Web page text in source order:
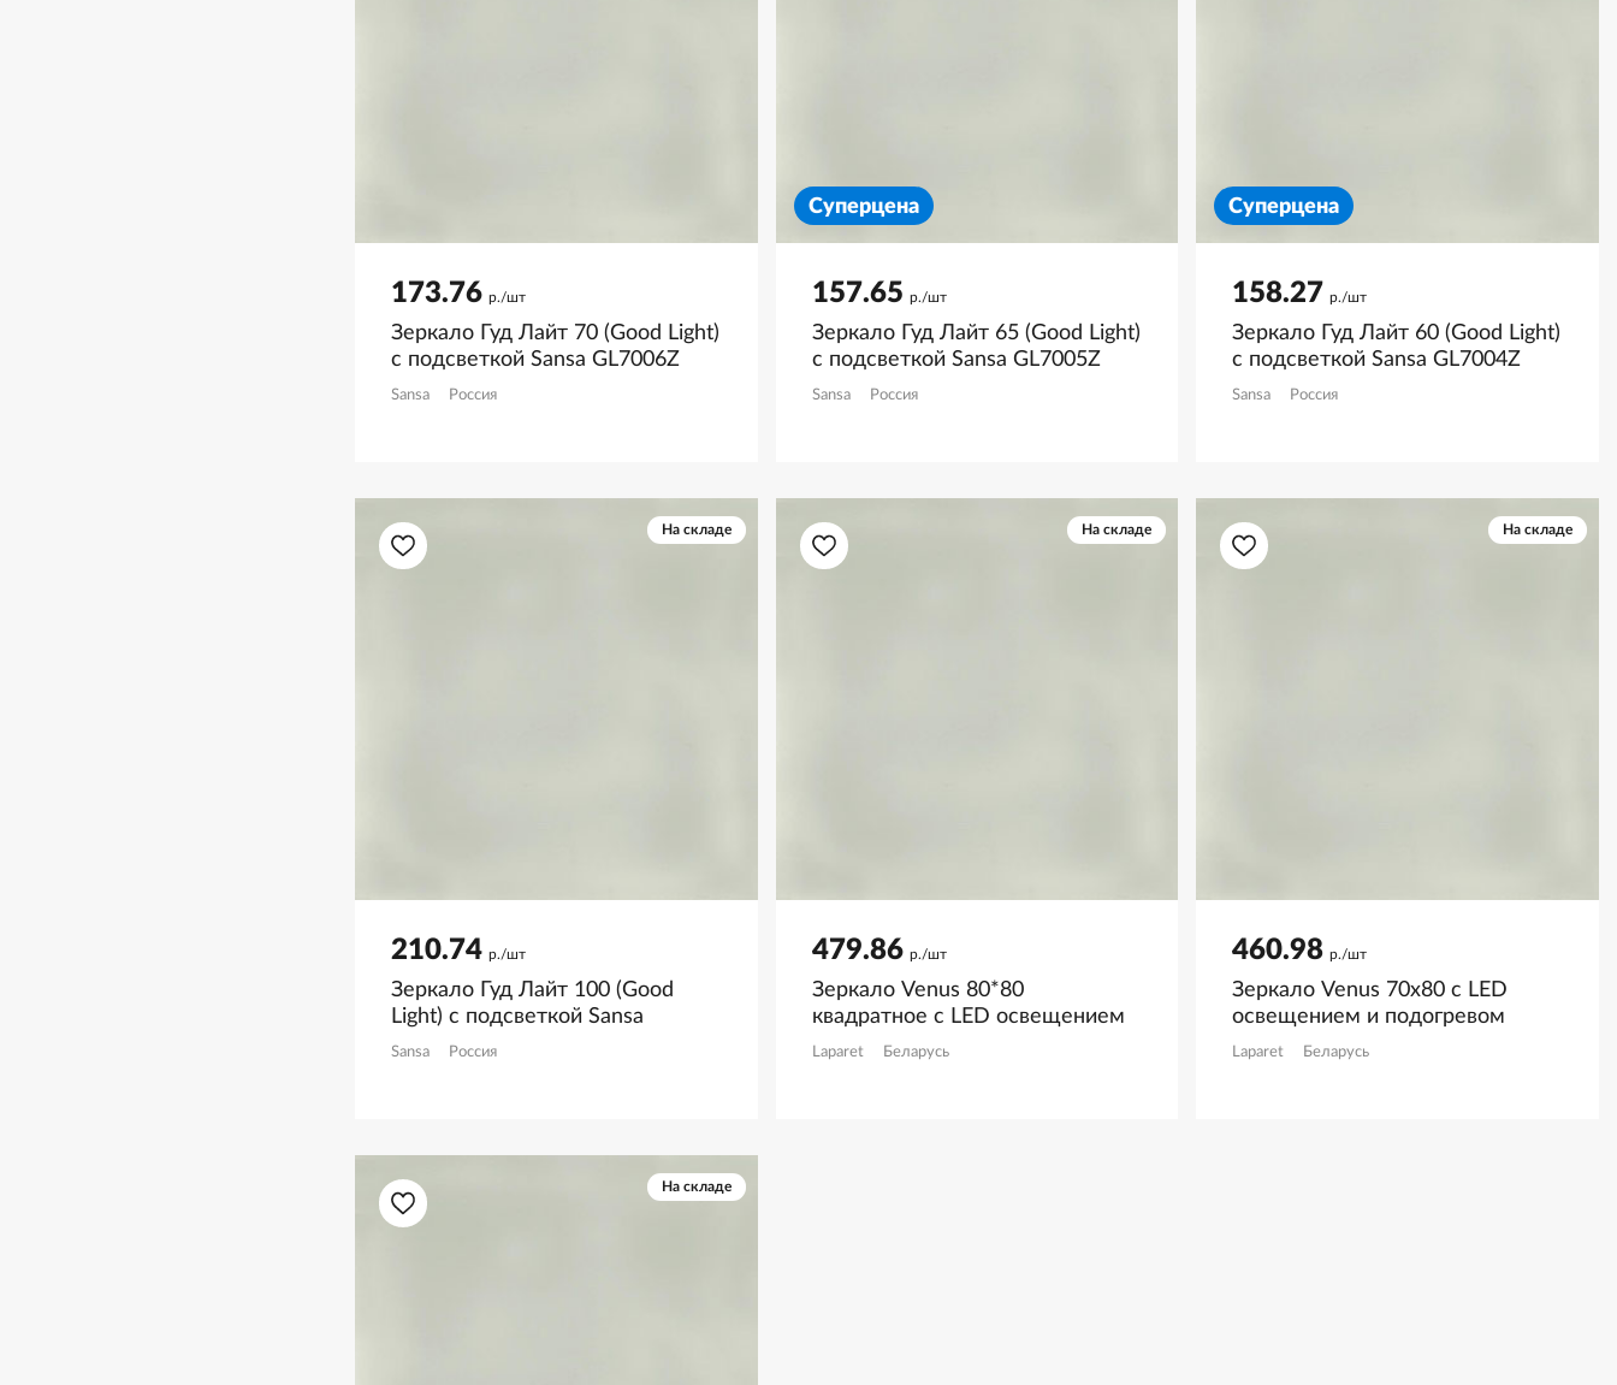
173.76 р./шт
Зеркало Гуд Лайт 70 (Good Light)
с подсветкой Sansa GL7006Z
Sansa Россия
Суперцена
157.65 р./шт
Зеркало Гуд Лайт 65 (Good Light)
с подсветкой Sansa GL7005Z
Sansa Россия
Суперцена
158.27 р./шт
Зеркало Гуд Лайт 60 (Good Light)
с подсветкой Sansa GL7004Z
Sansa Россия
На складе
210.74 р./шт
Зеркало Гуд Лайт 100 (Good
Light) с подсветкой Sansa
GL7010Z
Sansa Россия
На складе
479.86 р./шт
Зеркало Venus 80*80
квадратное с LED освещением
и подогревом
Laparet Беларусь
На складе
460.98 р./шт
Зеркало Venus 70х80 с LED
освещением и подогревом
Laparet Беларусь
На складе